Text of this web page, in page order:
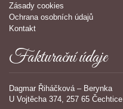
Zásady cookies
Ochrana osobních údajů
Kontakt
Fakturační údaje
Dagmar Řiháčková – Berynka
U Vojtěcha 374, 257 65 Čechtice